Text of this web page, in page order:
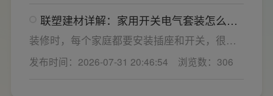
关键。如果装修时开关、插座的数量设置不
够，或者开关、插座的位置设置不合理，会给
隐患。 所以装修前一定要精心规划开关、插座
联塑建材详解：家用开关电气套装怎么
选，开关插座怎么安装更安全
装修时，每个家庭都要安装插座和开关，很多
业主在挑选家用开关电气套装之后，并不清楚
插座、开关合理的离地高度以及规范的安装方
发布时间：2026-07-31 20:46:54 浏览数：306